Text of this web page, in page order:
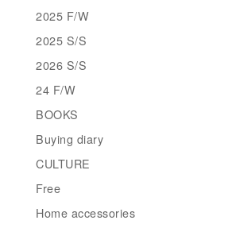
2025 F/W
2025 S/S
2026 S/S
24 F/W
BOOKS
Buying diary
CULTURE
Free
Home accessories